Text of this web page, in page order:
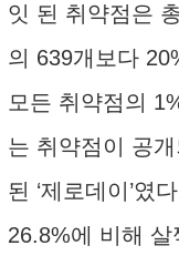
잇 된 취약점은
의 639개보다
모든 취약점의
는 취약점이 공
된 ‘제로데이’였
26.8%에 비해